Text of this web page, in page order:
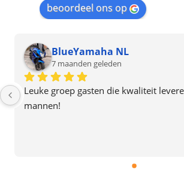
beoordeel ons op
BlueYamaha NL
7 maanden geleden
groep gasten die kwaliteit leveren, bedankt